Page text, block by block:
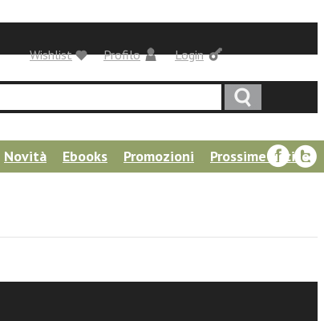
Login
Profilo
Wishlist
Novità Ebooks Promozioni
Prossime uscite